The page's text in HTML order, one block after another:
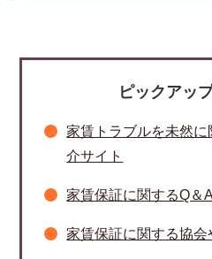
ピックアッ
家賃トラブルを未然
介サイト
家賃保証に関するQ＆A
家賃保証に関する協